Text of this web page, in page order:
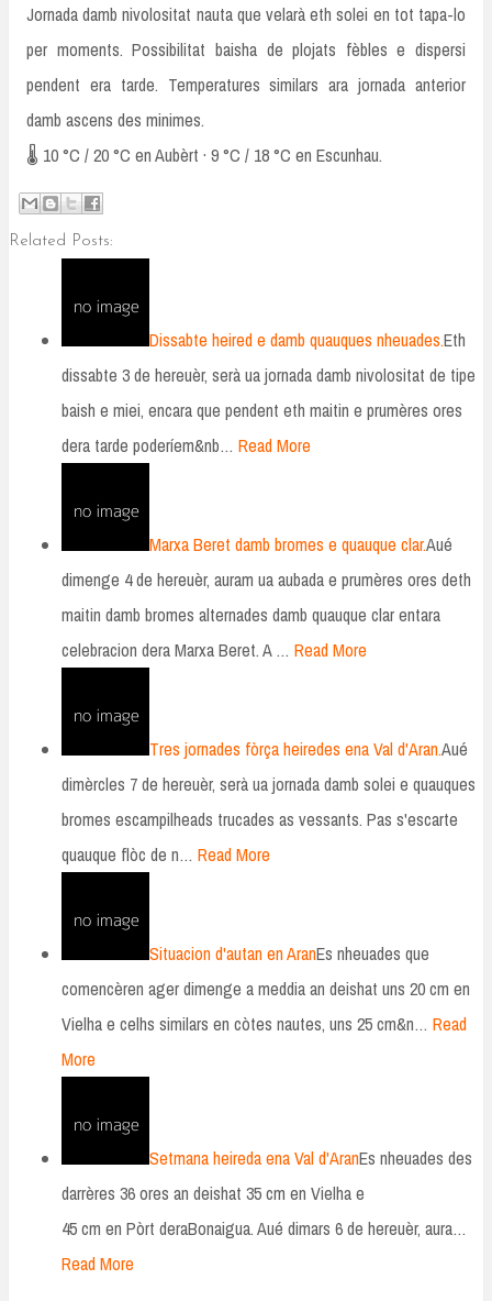
Jornada damb nivolositat nauta que velarà eth solei en tot tapa-lo
per moments. Possibilitat baisha de plojats fèbles e dispersi
pendent era tarde. Temperatures similars ara jornada anterior
damb ascens des minimes.
🌡️ 10 °C / 20 °C en Aubèrt · 9 °C / 18 °C en Escunhau.
Related Posts:
Dissabte heired e damb quauques nheuades.Eth
dissabte 3 de hereuèr, serà ua jornada damb nivolositat de tipe
baish e miei, encara que pendent eth maitin e prumères ores
dera tarde poderíem&nb… Read More
Marxa Beret damb bromes e quauque clar.Aué
dimenge 4 de hereuèr, auram ua aubada e prumères ores deth
maitin damb bromes alternades damb quauque clar entara
celebracion dera Marxa Beret. A … Read More
Tres jornades fòrça heiredes ena Val d'Aran.Aué
dimèrcles 7 de hereuèr, serà ua jornada damb solei e quauques
bromes escampilheads trucades as vessants. Pas s'escarte
quauque flòc de n… Read More
Situacion d'autan en AranEs nheuades que
comencèren ager dimenge a meddia an deishat uns 20 cm en
Vielha e celhs similars en còtes nautes, uns 25 cm&n… Read
More
Setmana heireda ena Val d'AranEs nheuades des
darrères 36 ores an deishat 35 cm en Vielha e
45 cm en Pòrt deraBonaigua. Aué dimars 6 de hereuèr, aura…
Read More